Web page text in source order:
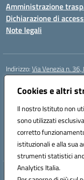
Cookies e altri
Il nostro Istituto non
sono utilizzati
corretto
istituzionali e alla sua
strumenti statistici
Analytics Italia.
Amministrazione
Dichiarazione di
Note legali
Indirizzo:Via Venezia n.
Centralino:
Posta elettronica
Codice fiscale:
Codice meccanografico:
Codice Indice delle
Codice unico di fatturazione
Hosting